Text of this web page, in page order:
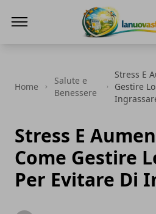
Home
Salute e
Benessere
Stress E
Gestire
Stress E
Come Gestire
Per Evitare Di